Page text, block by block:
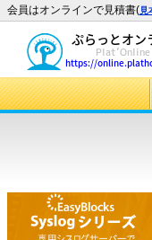
会員はオンラインで見積書(見